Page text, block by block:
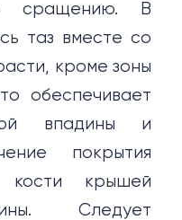
сращению. В
таз вместе со
кроме зоны
обеспечивает
впадины и
покрытия
кости крышей
Следует